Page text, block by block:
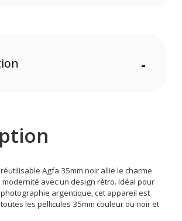
-
Agfa 35mm noir allie le charme
modernité avec un design rétro. Idéal pour
argentique, cet appareil est
les pellicules 35mm couleur ou noir et